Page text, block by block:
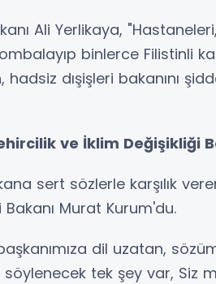
Ali Yerlikaya,
binlerce Filistinli
hadsiz dışişleri bakanını
ve İklim Değişikliği
sert sözlerle karşılık
Bakanı Murat Kurum'du.
dil uzatan,
söylenecek tek şey var, Siz